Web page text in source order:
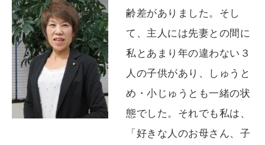
齢差がありました。そし
て、主人には先妻との間に
私とあまり年の違わない３
人の子供があり、しゅうと
め・小じゅうとも一緒の状
態でした。それでも私は、
「好きな人のお母さん、子